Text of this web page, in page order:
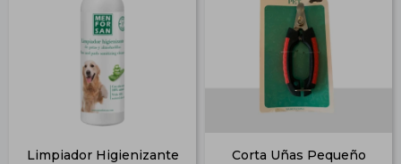
Limpiador Higienizante
Corta Uñas Pequeño